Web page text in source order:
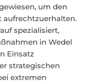
um den
aufrechtzuerhalten.
spezialisiert,
in Wedel
Einsatz
strategischen
extremen